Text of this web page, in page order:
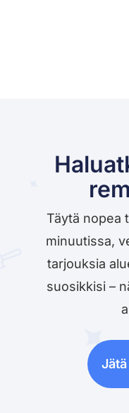
Täytä nopea
minuutissa,
tarjouksia
suosikkisi –